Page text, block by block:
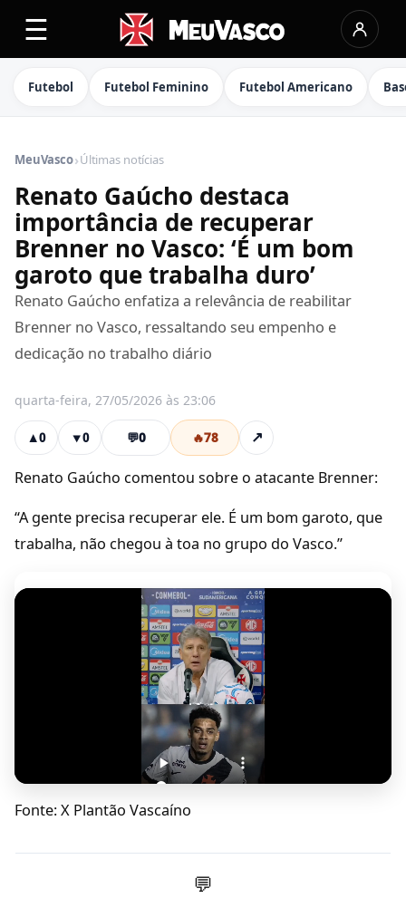
☰
Futebol Futebol Feminino Futebol Americano
MeuVasco›Últimas notícias
Renato Gaúcho destaca
importância de recuperar
Brenner no Vasco: ‘É um bom
garoto que trabalha duro’
Renato Gaúcho enfatiza a relevância de reabilitar
Brenner no Vasco, ressaltando seu empenho e
dedicação no trabalho diário
quarta-feira, 27/05/2026 às 23:06
▲0 ▼0 💬0 🔥78 ↗
Renato Gaúcho comentou sobre o atacante Brenner:
“A gente precisa recuperar ele. É um bom garoto, que
trabalha, não chegou à toa no grupo do Vasco.”
Fonte: X Plantão Vascaíno
💬